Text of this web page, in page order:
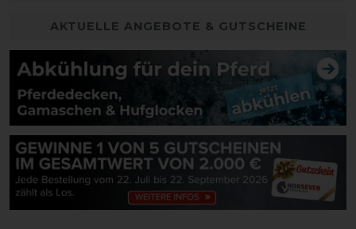
AKTUELLE ANGEBOTE & GUTSCHEINE